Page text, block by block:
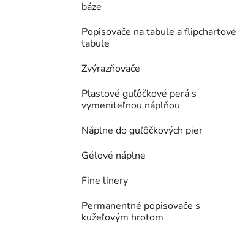
báze
Popisovače na tabule a flipchartové
tabule
Zvýrazňovače
Plastové guľôčkové perá s
vymeniteľnou náplňou
Náplne do guľôčkových pier
Gélové náplne
Fine linery
Permanentné popisovače s
kužeľovým hrotom